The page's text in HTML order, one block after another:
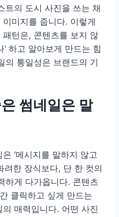
트의 도시 사진을 쓰는 채
미지를 줍니다. 이렇게
턴은, 콘텐츠를 보지 않
’ 하고 알아보게 만드는 힘
의 통일성은 브랜드의 기
썸네일은 말
‘메시지를 말하지 않고
려한 장식보다, 단 한 컷의
하게 다가옵니다. 콘텐츠
클릭하고 싶게 만드는
매력입니다. 어떤 사진